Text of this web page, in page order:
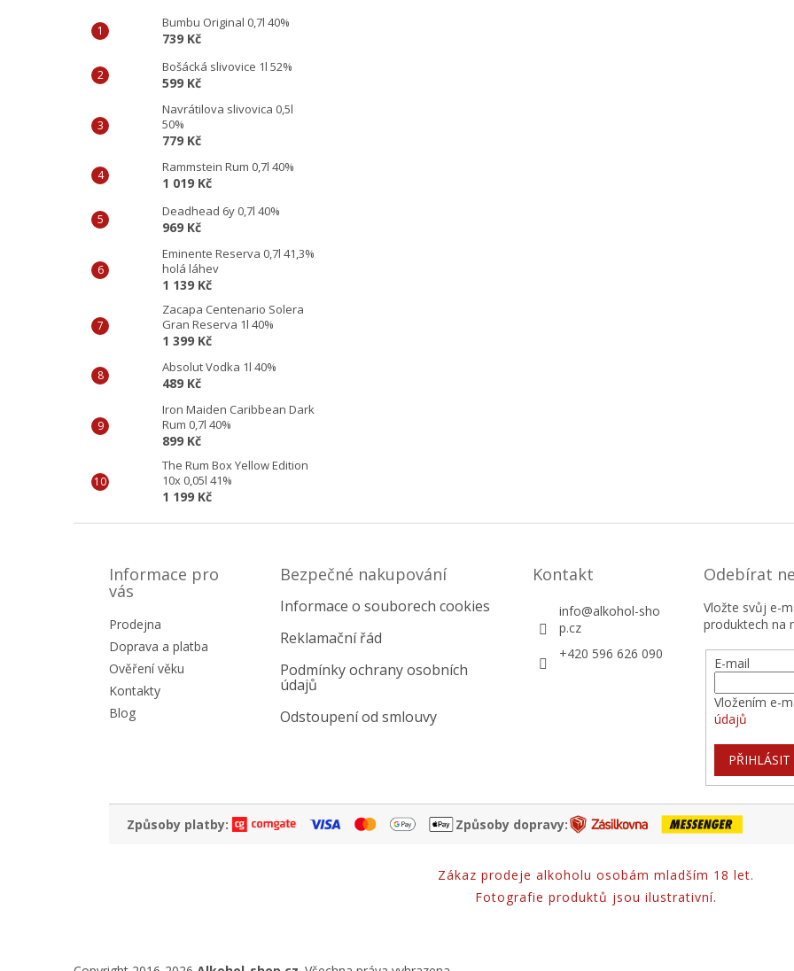
Bumbu Original 0,7l 40%
739 Kč
Bošácká slivovice 1l 52%
599 Kč
Navrátilova slivovica 0,5l
50%
779 Kč
Rammstein Rum 0,7l 40%
1 019 Kč
Deadhead 6y 0,7l 40%
969 Kč
Eminente Reserva 0,7l 41,3%
holá láhev
1 139 Kč
Zacapa Centenario Solera
Gran Reserva 1l 40%
1 399 Kč
Absolut Vodka 1l 40%
489 Kč
Iron Maiden Caribbean Dark
Rum 0,7l 40%
899 Kč
The Rum Box Yellow Edition
10x 0,05l 41%
1 199 Kč
Informace pro
vás
Prodejna
Doprava a platba
Ověření věku
Kontakty
Blog
Bezpečné nakupování
Informace o souborech cookies
Reklamační řád
Podmínky ochrany osobních
údajů
Odstoupení od smlouvy
Kontakt
info@alkohol-sho
p.cz
+420 596 626 090
Odebírat
Vložte svůj e-
produktech na
E-mail
Vložením e-
údajů
PŘIHLÁSIT
Způsoby platby: Způsoby dopravy:
Zákaz prodeje alkoholu osobám mladším 18 let.
Fotografie produktů jsou ilustrativní.